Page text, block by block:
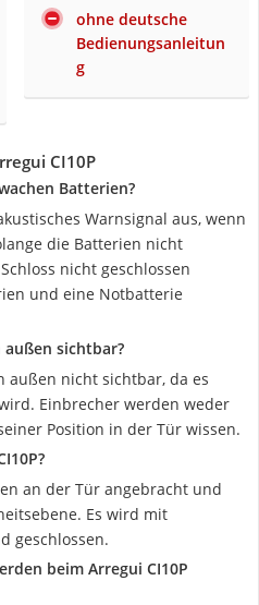
ohne deutsche
Bedienungsanleitun
g
CI10P
Batterien?
Warnsignal aus, wenn
die Batterien nicht
nicht geschlossen
und eine Notbatterie
außen sichtbar?
außen nicht sichtbar, da es
Einbrecher werden weder
Position in der Tür wissen.
an der Tür angebracht und
Es wird mit
geschlossen.
beim Arregui CI10P